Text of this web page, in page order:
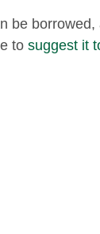
be
to suggest it